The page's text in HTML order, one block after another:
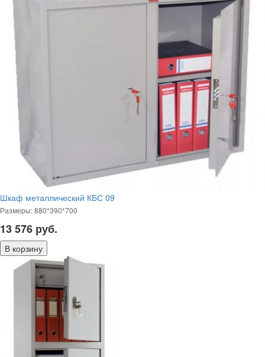
Шкаф металлический КБС 09
Размеры: 880*390*700
13 576 руб.